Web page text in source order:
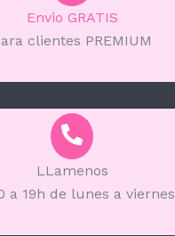
Envio GRATIS
clientes PREMIUM
LLamenos
a 19h de lunes a viernes